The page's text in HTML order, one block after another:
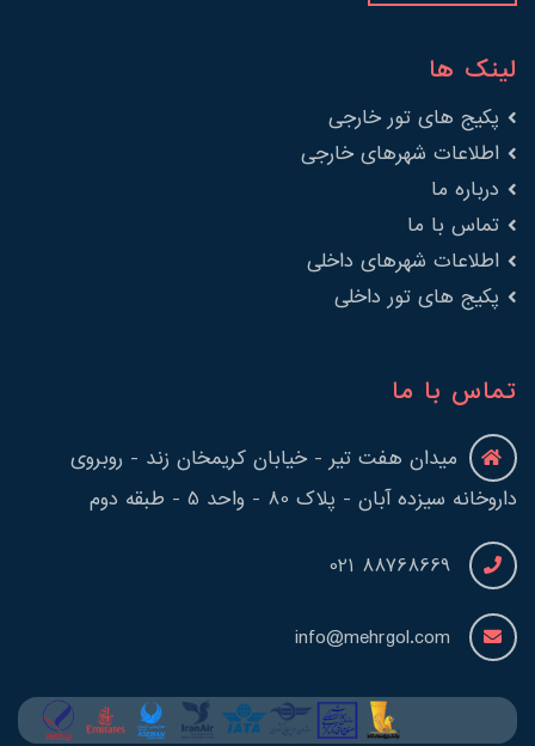
لینک ها
پکیج های تور خارجی
اطلاعات شهرهای خارجی
درباره ما
تماس با ما
اطلاعات شهرهای داخلی
پکیج های تور داخلی
تماس با ما
میدان هفت تیر - خیابان کریمخان زند - روبروی
داروخانه سیزده آبان - پلاک 80 - واحد 5 - طبقه دوم
88768669 021
info@mehrgol.com